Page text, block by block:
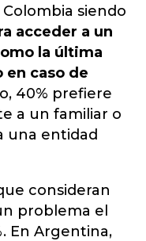
siendo
acceder a un
la última
caso de
40% prefiere
a un familiar o
una entidad
consideran
problema el
En Argentina,